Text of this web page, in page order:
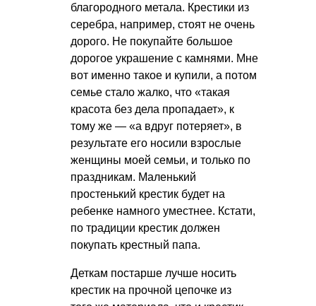
благородного метала. Крестики из
серебра, например, стоят не очень
дорого. Не покупайте большое
дорогое украшение с камнями. Мне
вот именно такое и купили, а потом
семье стало жалко, что «такая
красота без дела пропадает», к
тому же — «а вдруг потеряет», в
результате его носили взрослые
женщины моей семьи, и только по
праздникам. Маленький
простенький крестик будет на
ребенке намного уместнее. Кстати,
по традиции крестик должен
покупать крестный папа.
Деткам постарше лучше носить
крестик на прочной цепочке из